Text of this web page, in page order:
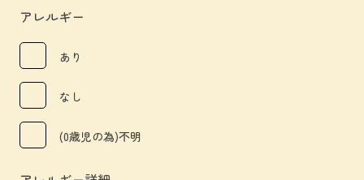
アレルギー
あり
なし
(0歳児の為)不明